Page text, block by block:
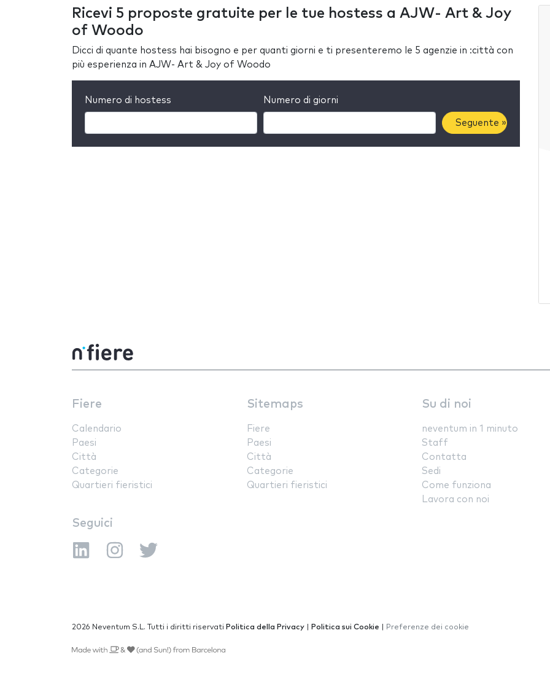
Ricevi 5 proposte gratuite per le tue hostess a AJW- Art & Joy
of Woodo
Dicci di quante hostess hai bisogno e per quanti giorni e ti presenteremo le 5 agenzie in :città con
più esperienza in AJW- Art & Joy of Woodo
Numero di hostess Numero di giorni
Seguente »
Fiere
Calendario
Paesi
Città
Categorie
Quartieri fieristici
Sitemaps
Fiere
Paesi
Città
Categorie
Quartieri fieristici
Su di noi
neventum in 1 minuto
Staff
Contatta
Sedi
Come funziona
Lavora con noi
Seguici
2026 Neventum S.L. Tutti i diritti riservati Politica della Privacy Politica sui Cookie Preferenze dei cookie